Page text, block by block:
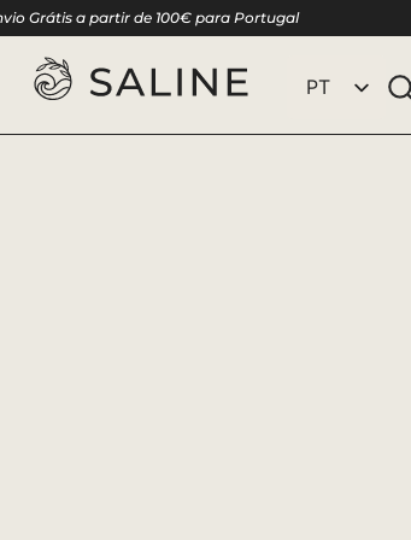
Grátis a partir de 100€ para Portugal
PT